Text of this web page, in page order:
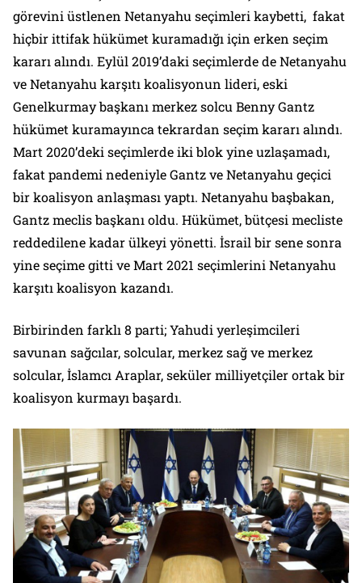
görevini üstlenen Netanyahu seçimleri kaybetti, fakat
hiçbir ittifak hükümet kuramadığı için erken seçim
kararı alındı. Eylül 2019’daki seçimlerde de Netanyahu
ve Netanyahu karşıtı koalisyonun lideri, eski
Genelkurmay başkanı merkez solcu Benny Gantz
hükümet kuramayınca tekrardan seçim kararı alındı.
Mart 2020’deki seçimlerde iki blok yine uzlaşamadı,
fakat pandemi nedeniyle Gantz ve Netanyahu geçici
bir koalisyon anlaşması yaptı. Netanyahu başbakan,
Gantz meclis başkanı oldu. Hükümet, bütçesi mecliste
reddedilene kadar ülkeyi yönetti. İsrail bir sene sonra
yine seçime gitti ve Mart 2021 seçimlerini Netanyahu
karşıtı koalisyon kazandı.
Birbirinden farklı 8 parti; Yahudi yerleşimcileri
savunan sağcılar, solcular, merkez sağ ve merkez
solcular, İslamcı Araplar, seküler milliyetçiler ortak bir
koalisyon kurmayı başardı.